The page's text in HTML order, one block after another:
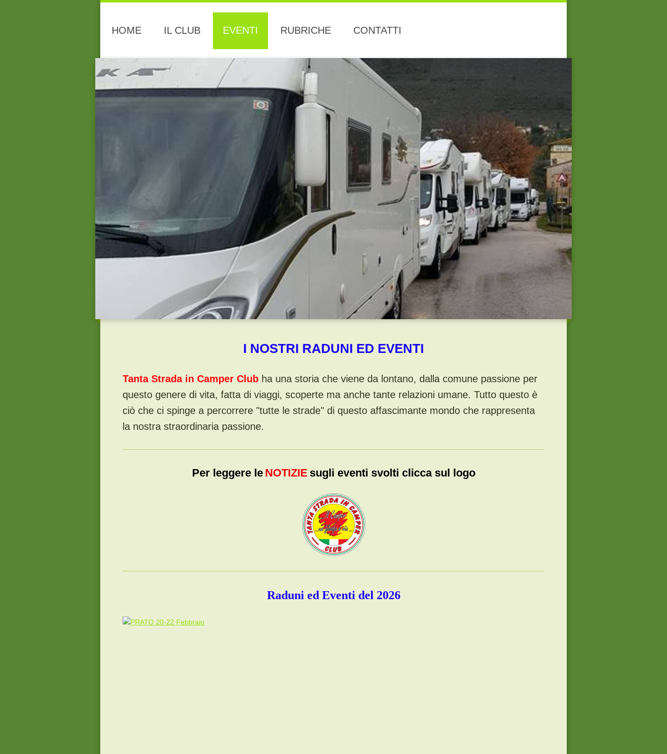
HOME IL CLUB EVENTI RUBRICHE CONTATTI
I NOSTRI RADUNI ED EVENTI
Tanta Strada in Camper Club ha una storia che viene da lontano, dalla comune passione per
questo genere di vita, fatta di viaggi, scoperte ma anche tante relazioni umane. Tutto questo è
ciò che ci spinge a percorrere "tutte le strade" di questo affascimante mondo che rappresenta
la nostra straordinaria passione.
Per leggere le NOTIZIE sugli eventi svolti clicca sul logo
Raduni ed Eventi del 2026